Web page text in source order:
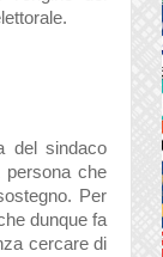
del sindaco
che
Per
dunque fa
cercare di